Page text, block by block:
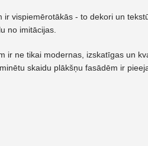
vispiemērotākās - to dekori un
no imitācijas.
ir ne tikai modernas, izskatīgas un
skaidu plākšņu fasādēm ir